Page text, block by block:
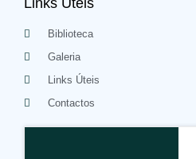
Biblioteca
Galeria
Links Úteis
Contactos